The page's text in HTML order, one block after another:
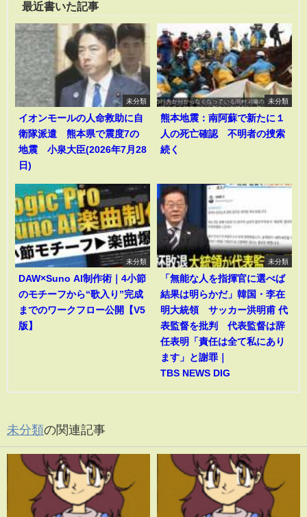
最近書いた記事
未分類
イオンモールの人命救助に自
衛隊派遣 熊本県で震度7の
地震 小泉大臣(2026年7月28
日)
未分類
熊本地震：南阿蘇で新たに１
人の死亡確認 不明者の捜索
続く
未分類
DAW×Suno AI制作術｜4小節
のモチーフから“歌入り”完成
までのワークフロー公開【V5
版】
未分類
「無能な人を指揮官に選べば
結果は明らかだ」韓国・李在
明大統領 サッカー洪明甫 代
表監督を批判 代表監督は辞
任表明「責任は全て私にあり
ます」と謝罪｜
TBS NEWS DIG
未分類の関連記事